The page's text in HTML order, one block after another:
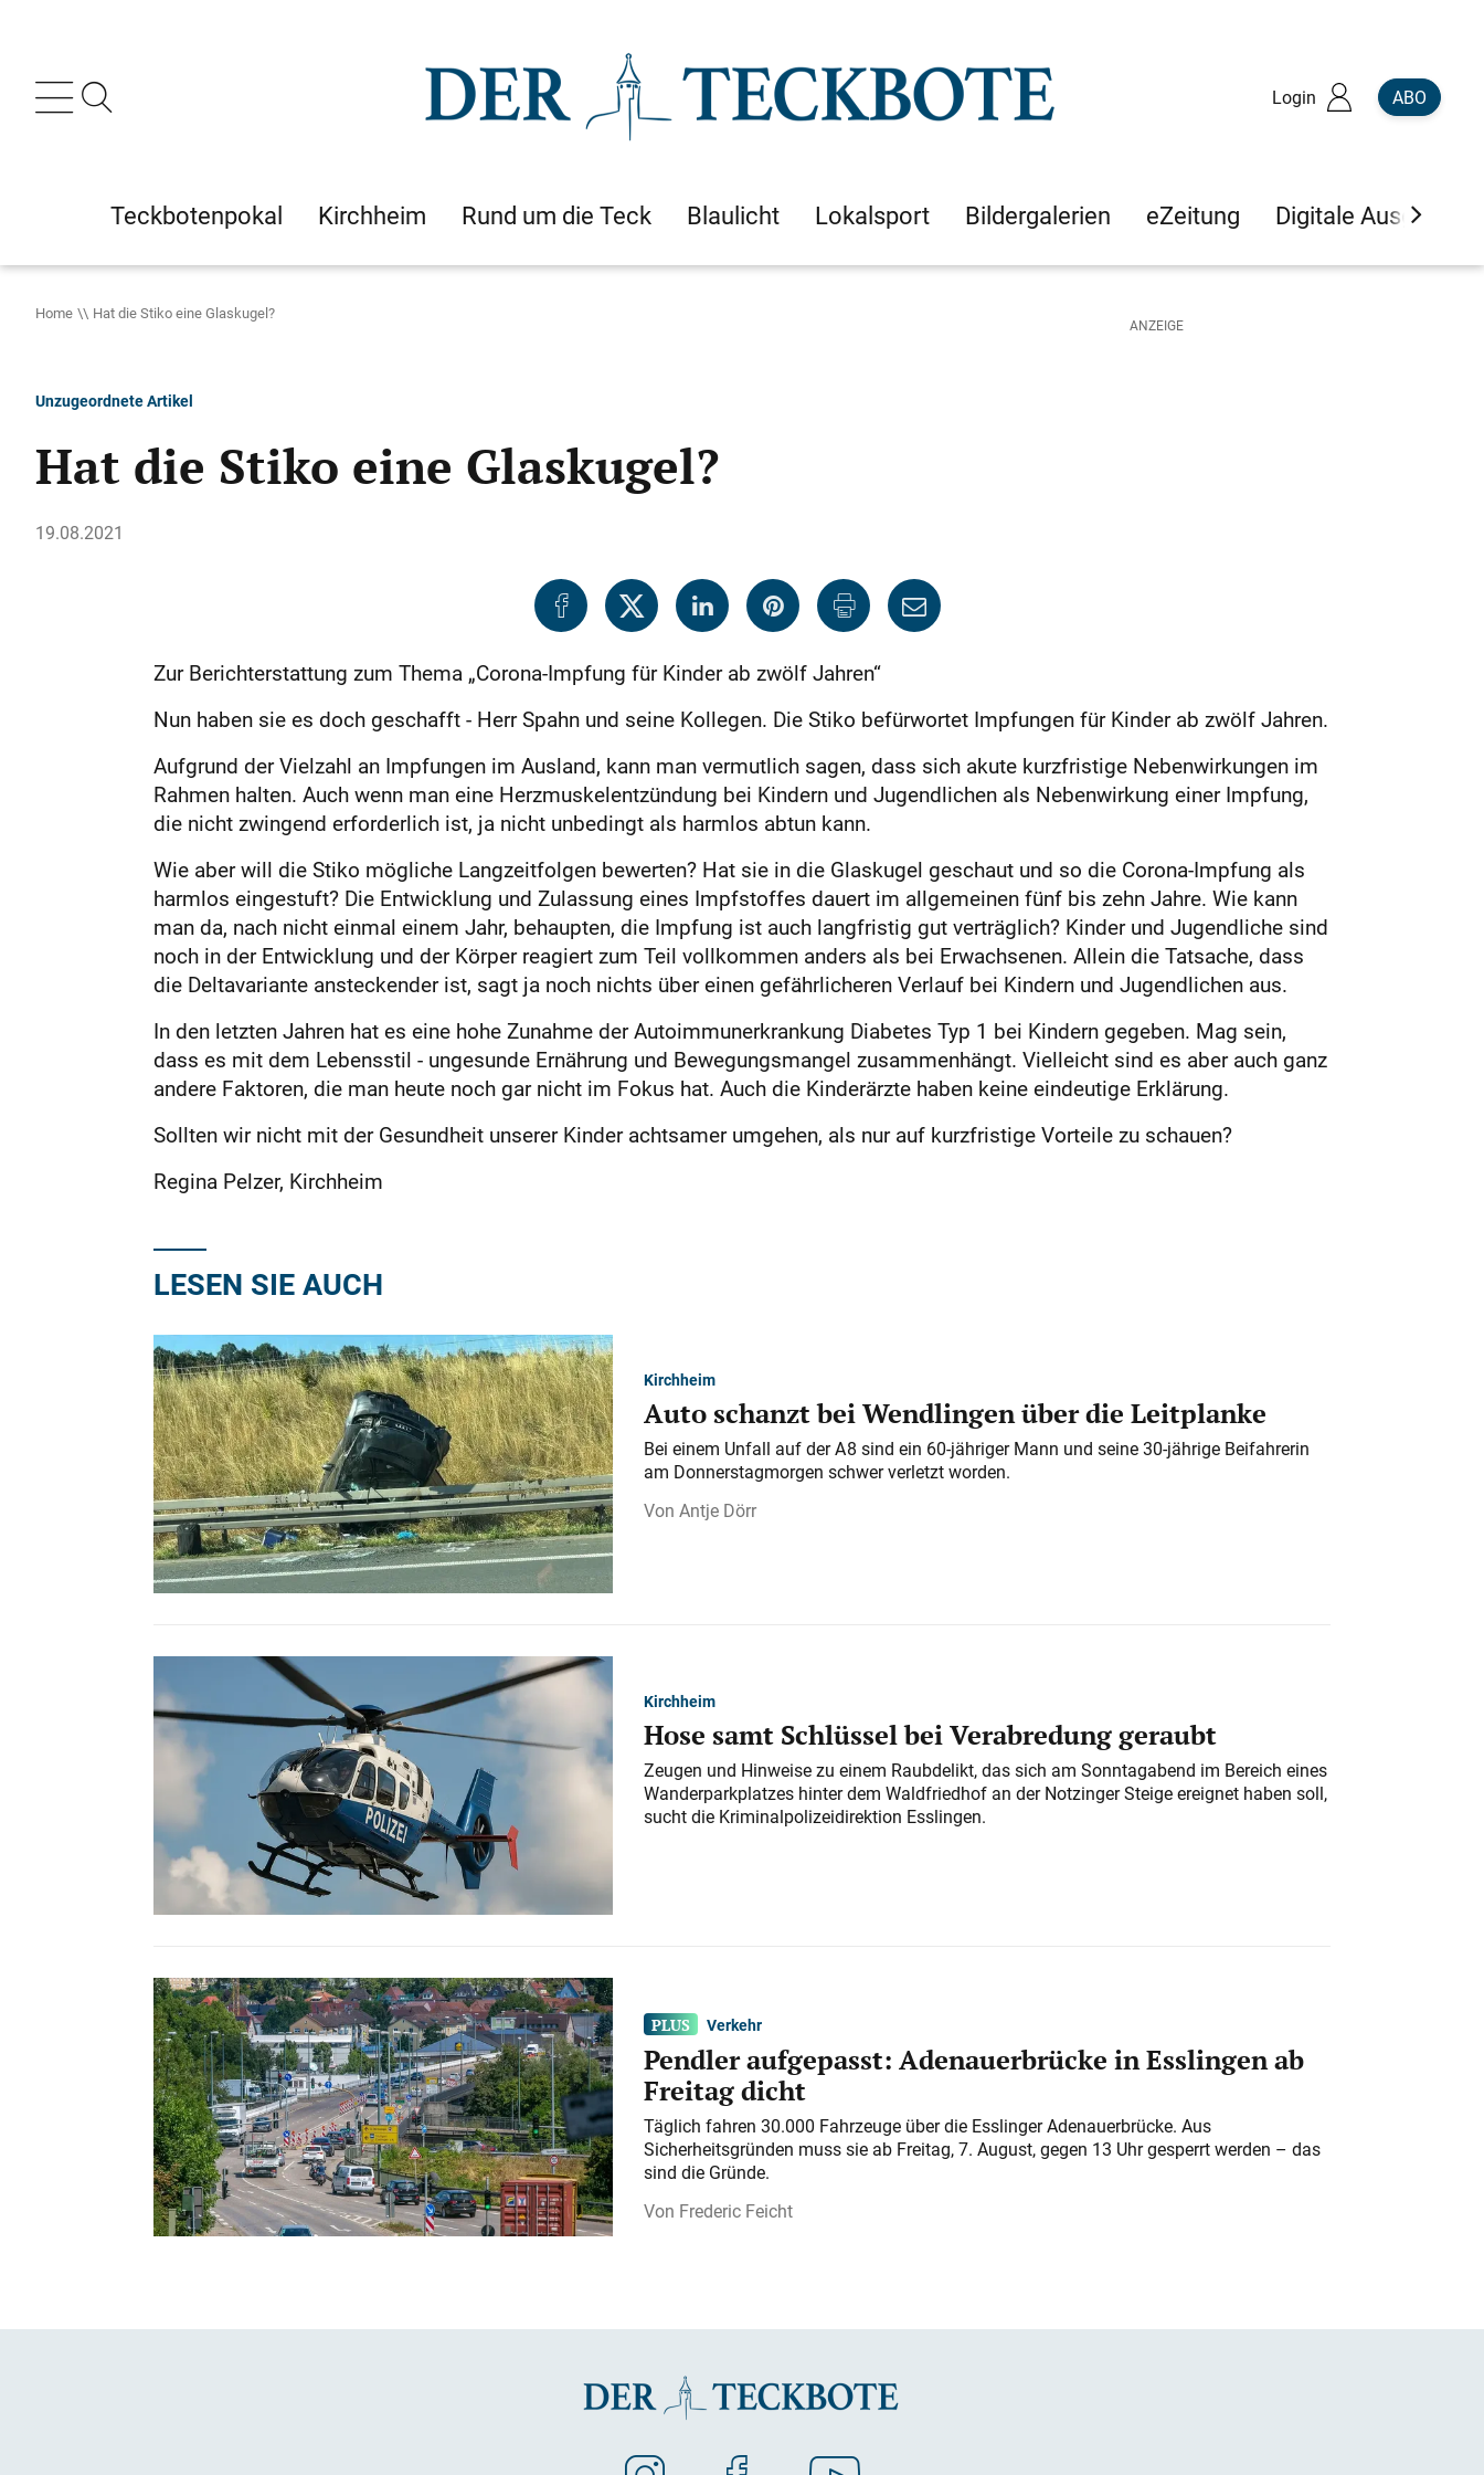
Login ABO
Teckbotenpokal Kirchheim Rund um die Teck Blaulicht Lokalsport Bildergalerien eZeitung Digitale Ausgaben
Home Hat die Stiko eine Glaskugel?
Unzugeordnete Artikel
Hat die Stiko eine Glaskugel?
19.08.2021
Zur Berichterstattung zum Thema „Corona-Impfung für Kinder ab zwölf Jahren“
Nun haben sie es doch geschafft - Herr Spahn und seine Kollegen. Die Stiko befürwortet Impfungen für Kinder ab zwölf Jahren.
Aufgrund der Vielzahl an Impfungen im Ausland, kann man vermutlich sagen, dass sich akute kurzfristige Nebenwirkungen im
Rahmen halten. Auch wenn man eine Herzmuskelentzündung bei Kindern und Jugendlichen als Nebenwirkung einer Impfung,
die nicht zwingend erforderlich ist, ja nicht unbedingt als harmlos abtun kann.
Wie aber will die Stiko mögliche Langzeitfolgen bewerten? Hat sie in die Glaskugel geschaut und so die Corona-Impfung als
harmlos eingestuft? Die Entwicklung und Zulassung eines Impfstoffes dauert im allgemeinen fünf bis zehn Jahre. Wie kann
man da, nach nicht einmal einem Jahr, behaupten, die Impfung ist auch langfristig gut verträglich? Kinder und Jugendliche sind
noch in der Entwicklung und der Körper reagiert zum Teil vollkommen anders als bei Erwachsenen. Allein die Tatsache, dass
die Deltavariante ansteckender ist, sagt ja noch nichts über einen gefährlicheren Verlauf bei Kindern und Jugendlichen aus.
In den letzten Jahren hat es eine hohe Zunahme der Autoimmunerkrankung Diabetes Typ 1 bei Kindern gegeben. Mag sein,
dass es mit dem Lebensstil - ungesunde Ernährung und Bewegungsmangel zusammenhängt. Vielleicht sind es aber auch ganz
andere Faktoren, die man heute noch gar nicht im Fokus hat. Auch die Kinderärzte haben keine eindeutige Erklärung.
Sollten wir nicht mit der Gesundheit unserer Kinder achtsamer umgehen, als nur auf kurzfristige Vorteile zu schauen?
Regina Pelzer, Kirchheim
LESEN SIE AUCH
Kirchheim
Auto schanzt bei Wendlingen über die Leitplanke
Bei einem Unfall auf der A 8 sind ein 60-jähriger Mann und seine 30-jährige Beifahrerin
am Donnerstagmorgen schwer verletzt worden.
Antje Dörr
Kirchheim
Hose samt Schlüssel bei Verabredung geraubt
Zeugen und Hinweise zu einem Raubdelikt, das sich am Sonntagabend im Bereich eines
Wanderparkplatzes hinter dem Waldfriedhof an der Notzinger Steige ereignet haben soll,
sucht die Kriminalpolizeidirektion Esslingen.
Verkehr
Pendler aufgepasst: Adenauerbrücke in Esslingen ab
Freitag dicht
Täglich fahren 30.000 Fahrzeuge über die Esslinger Adenauerbrücke. Aus
Sicherheitsgründen muss sie ab Freitag, 7. August, gegen 13 Uhr gesperrt werden – das
sind die Gründe.
Frederic Feicht